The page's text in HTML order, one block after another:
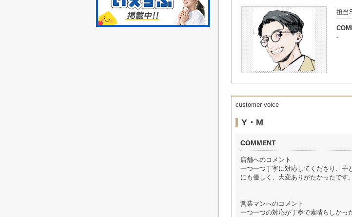
担当
-
customer voice
Y・M
COMMENT
店舗へのコメント
一つ一つ丁寧に対応してくださり、子
にも優しく、大変ありがたかったです。
営業マンへのコメント
一つ一つの対応が丁寧で素晴らしかっ